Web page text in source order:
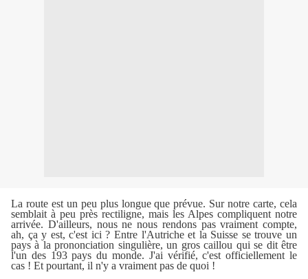
La route est un peu plus longue que prévue. Sur notre carte, cela
semblait à peu près rectiligne, mais les Alpes compliquent notre
arrivée. D'ailleurs, nous ne nous rendons pas vraiment compte,
ah, ça y est, c'est ici ? Entre l'Autriche et la Suisse se trouve un
pays à la prononciation singulière, un gros caillou qui se dit être
l'un des 193 pays du monde. J'ai vérifié, c'est officiellement le
cas ! Et pourtant, il n'y a vraiment pas de quoi !